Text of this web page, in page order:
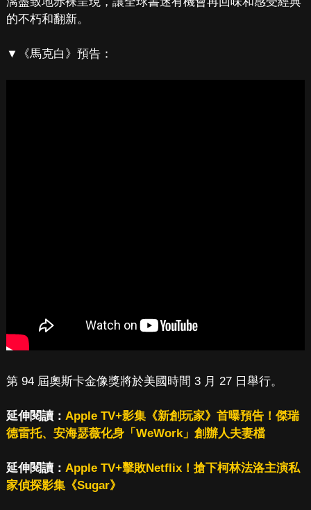
的不朽和翻新。
▼《馬克白》預告：
第 94 屆奧斯卡金像獎將於美國時間 3 月 27 日舉行。
延伸閱讀： Apple TV+影集《新創玩家》首曝預告！傑瑞
德雷托、安海瑟薇化身「WeWork」創辦人夫妻檔
延伸閱讀： Apple TV+擊敗Netflix！搶下柯林法洛主演私
家偵探影集《Sugar》